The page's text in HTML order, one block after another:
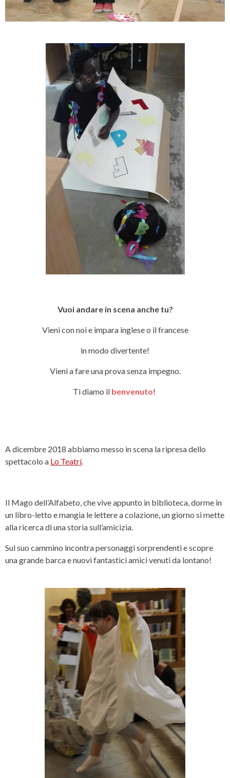
Vuoi andare in scena anche tu?
Vieni con noi e impara inglese o il francese
in modo divertente!
Vieni a fare una prova senza impegno.
Ti diamo il benvenuto!
A dicembre 2018 abbiamo messo in scena la ripresa dello
spettacolo a Lo Teatrí.
Il Mago dell’Alfabeto, che vive appunto in biblioteca, dorme in
un libro-letto e mangia le lettere a colazione, un giorno si mette
alla ricerca di una storia sull’amicizia.
Sul suo cammino incontra personaggi sorprendenti e scopre
una grande barca e nuovi fantastici amici venuti da lontano!